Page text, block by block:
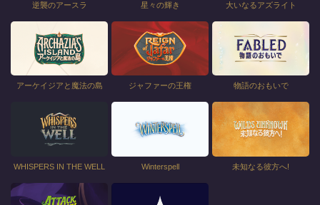
逆襲のアースラ 星々の輝き 大いなるアズライト
アーケイジアと魔法の島 ジャファーの王権 物語のおもいで
WHISPERS IN THE WELL Winterspell 未知なる彼方へ!